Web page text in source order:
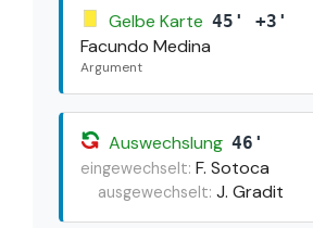
Gelbe Karte 45' +3'
Facundo Medina
Argument
Auswechslung 46'
eingewechselt: F. Sotoca
ausgewechselt: J. Gradit